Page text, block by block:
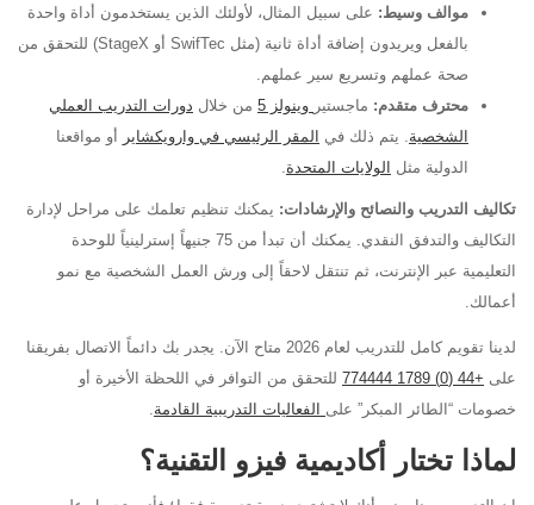
موالف وسيط: على سبيل المثال، لأولئك الذين يستخدمون أداة واحدة
بالفعل ويريدون إضافة أداة ثانية (مثل SwifTec أو StageX) للتحقق من
صحة عملهم وتسريع سير عملهم.
محترف متقدم: ماجستير وينولز 5 من خلال دورات التدريب العملي
الشخصية . يتم ذلك في المقر الرئيسي في وارويكشاير
أو مواقعنا
الدولية مثل
الولايات المتحدة
تكاليف التدريب والنصائح والإرشادات: يمكنك تنظيم تعلمك على مراحل لإدارة
التكاليف والتدفق النقدي. يمكنك أن تبدأ من 75 جنيهاً إسترلينياً للوحدة
التعليمية عبر الإنترنت، ثم تنتقل لاحقاً إلى ورش العمل الشخصية مع نمو
أعمالك.
لدينا تقويم كامل للتدريب لعام 2026 متاح الآن. يجدر بك دائماً الاتصال بفريقنا
على +44 (0) 1789 774444
للتحقق من التوافر في اللحظة الأخيرة أو
خصومات “الطائر المبكر” على
الفعاليات التدريبية القادمة
لماذا تختار أكاديمية فيزو التقنية؟